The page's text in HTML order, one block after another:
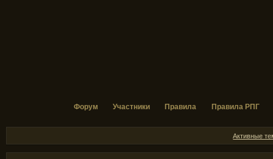
Форум Участники Правила Правила РПГ
Активные